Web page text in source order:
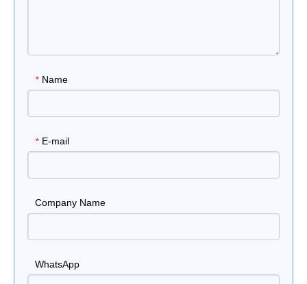
* Name
* E-mail
Company Name
WhatsApp